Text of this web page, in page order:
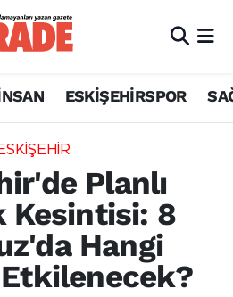
ESKİŞEHİRSPOR
ESKİŞEHİR
Planlı
Kesintisi: 8
Hangi